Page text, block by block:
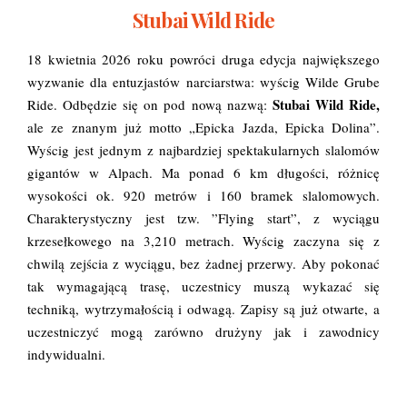
Stubai Wild Ride
18 kwietnia 2026 roku powróci druga edycja największego
wyzwanie dla entuzjastów narciarstwa: wyścig Wilde Grube
Ride. Odbędzie się on pod nową nazwą: Stubai Wild Ride,
ale ze znanym już motto „Epicka Jazda, Epicka Dolina”.
Wyścig jest jednym z najbardziej spektakularnych slalomów
gigantów w Alpach. Ma ponad 6 km długości, różnicę
wysokości ok. 920 metrów i 160 bramek slalomowych.
Charakterystyczny jest tzw. ”Flying start”, z wyciągu
krzesełkowego na 3,210 metrach. Wyścig zaczyna się z
chwilą zejścia z wyciągu, bez żadnej przerwy. Aby pokonać
tak wymagającą trasę, uczestnicy muszą wykazać się
techniką, wytrzymałością i odwagą. Zapisy są już otwarte, a
uczestniczyć mogą zarówno drużyny jak i zawodnicy
indywidualni.